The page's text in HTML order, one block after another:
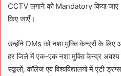
CCTV लगाने को Mandatory किया
किए जाएँ।
उन्होंने DMs को नशा मुक्ति केन्द्रों के
हर जिले में एक-एक नशा मुक्ति केन्द्र अवश्य
स्कूलों, कॉलेज एवं विश्वविद्यालयों में एंटी